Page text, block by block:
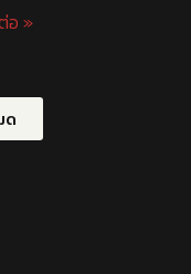
อ »
ด